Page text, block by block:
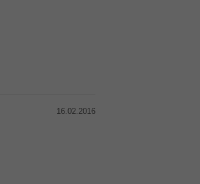
16.02.2016